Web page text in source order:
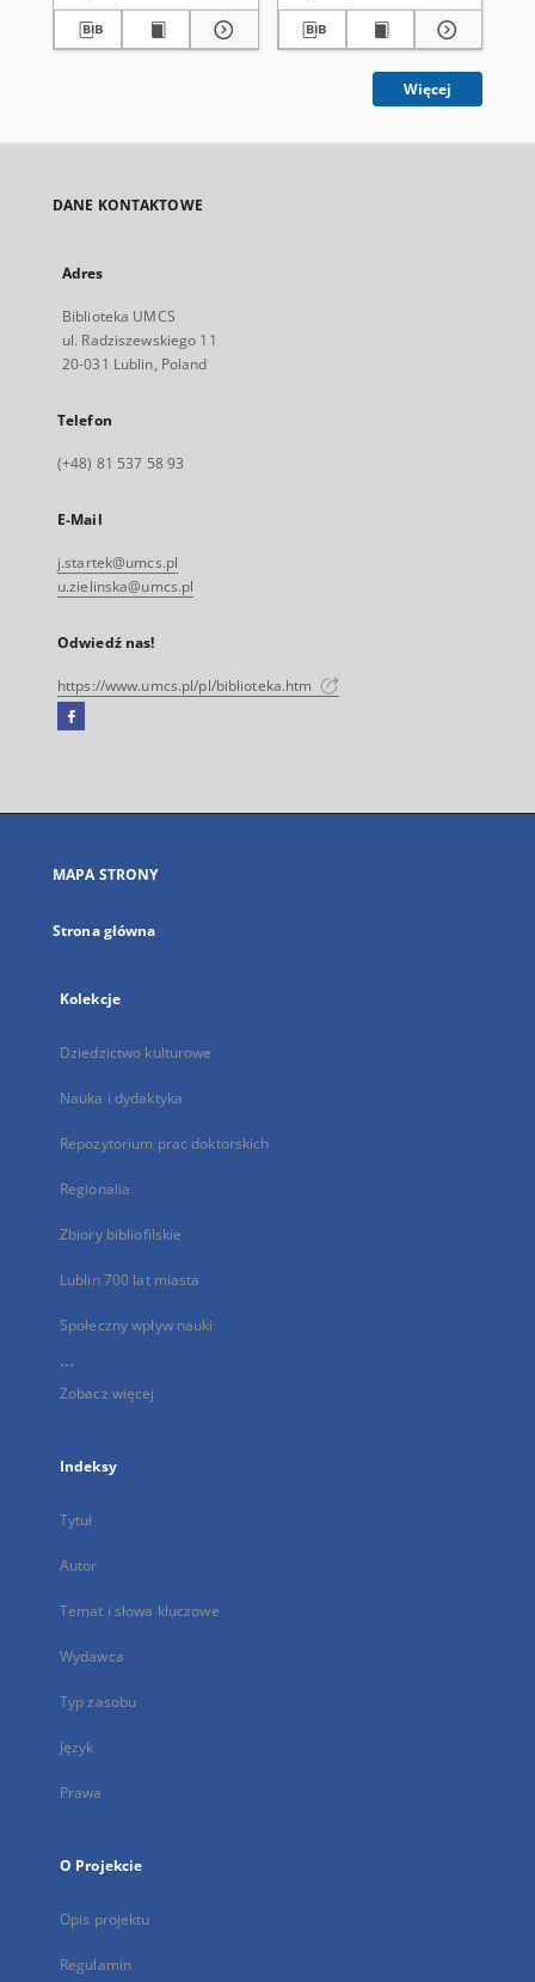
Więcej
DANE KONTAKTOWE
Adres
Biblioteka UMCS
ul. Radziszewskiego 11
20-031 Lublin, Poland
Telefon
(+48) 81 537 58 93
E-Mail
j.startek@umcs.pl
u.zielinska@umcs.pl
Odwiedź nas!
https://www.umcs.pl/pl/biblioteka.htm
Facebook
się
karcie
MAPA STRONY
Strona główna
Kolekcje
Dziedzictwo kulturowe
Nauka i dydaktyka
Repozytorium prac doktorskich
Regionalia
Zbiory bibliofilskie
Lublin 700 lat miasta
Społeczny wpływ nauki
...
Zobacz więcej
Indeksy
Tytuł
Autor
Temat i słowa kluczowe
Wydawca
Typ zasobu
Język
Prawa
O Projekcie
Opis projektu
Regulamin